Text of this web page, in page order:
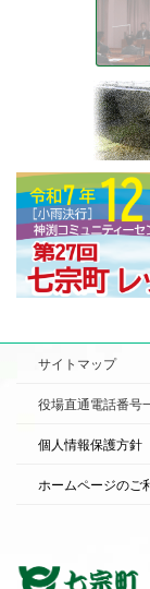
サイトマップ
役場直通電話番号
個人情報保護方針
ホームページのご